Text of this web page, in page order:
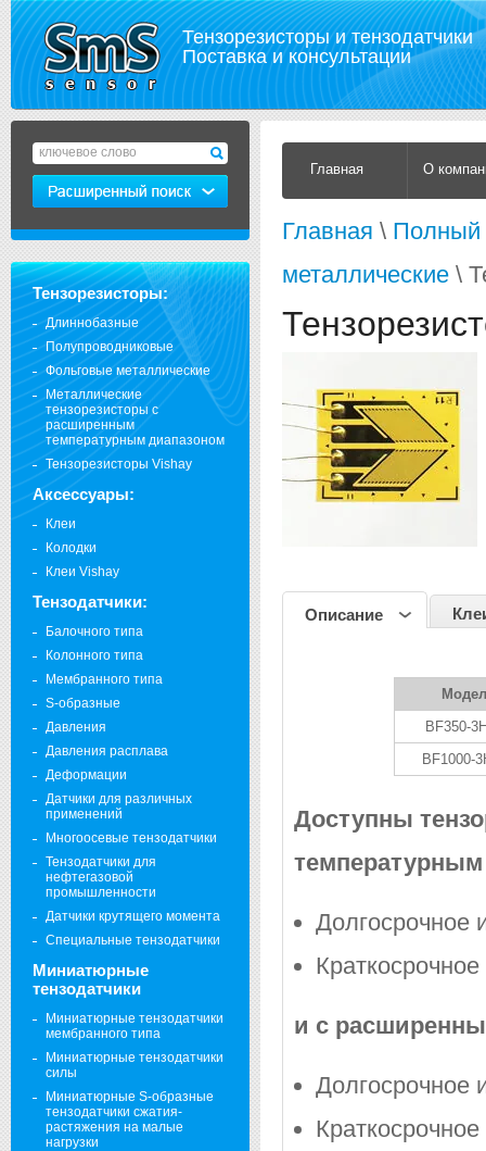
Тензорезисторы и тензодатчики
Поставка и консультации
Тензорезисторы:
Длиннобазные
Полупроводниковые
Фольговые металлические
Металлические
тензорезисторы с
расширенным
температурным диапазоном
Тензорезисторы Vishay
Аксессуары:
Клеи
Колодки
Клеи Vishay
Тензодатчики:
Балочного типа
Колонного типа
Мембранного типа
S-образные
Давления
Давления расплава
Деформации
Датчики для различных
применений
Многоосевые тензодатчики
Тензодатчики для
нефтегазовой
промышленности
Датчики крутящего момента
Специальные тензодатчики
Миниатюрные
тензодатчики
Миниатюрные тензодатчики
мембранного типа
Миниатюрные тензодатчики
силы
Миниатюрные S-образные
тензодатчики сжатия-
растяжения на малые
нагрузки
Главная О
Главная \ Полный
металлические \
Описание
BF350-
BF1000-
Доступны
Долгосрочное
и с
Долгосрочное